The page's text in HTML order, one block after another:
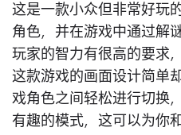
这是一款小众但非常好玩
角色，并在游戏中通过解
玩家的智力有很高的要求
这款游戏的画面设计简单
戏角色之间轻松进行切换
有趣的模式，这可以为你